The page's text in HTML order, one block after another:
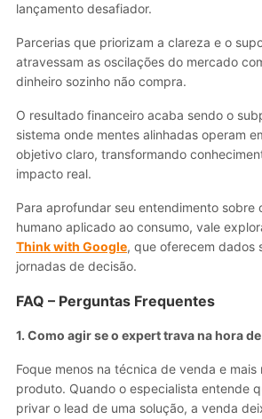
lançamento desafiador.
Parcerias que priorizam a clareza e o
atravessam as oscilações do mercado
dinheiro sozinho não compra.
O resultado financeiro acaba sendo o
sistema onde mentes alinhadas operam
objetivo claro, transformando
impacto real.
Para aprofundar seu entendimento sobre
humano aplicado ao consumo, vale
Think with Google, que oferecem dados
jornadas de decisão.
FAQ – Perguntas Frequentes
1. Como agir se o expert trava na hora
Foque menos na técnica de venda e
produto. Quando o especialista entende
privar o lead de uma solução, a venda